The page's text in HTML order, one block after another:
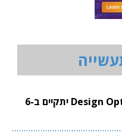
וובינר סינופסיס ל-Design Optimization יתקיים ב-6